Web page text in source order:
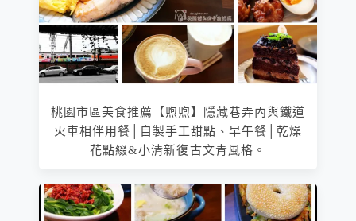
桃園市區美食推薦【煦煦】隱藏巷弄內與鐵道
火車相伴用餐│自製手工甜點、早午餐│乾燥
花點綴&小清新復古文青風格。